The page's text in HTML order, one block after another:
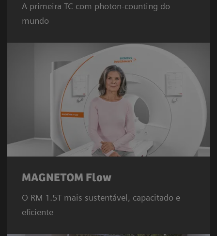
A primeira TC com photon-counting do
mundo
MAGNETOM Flow
O RM 1.5T mais sustentável, capacitado e
eficiente